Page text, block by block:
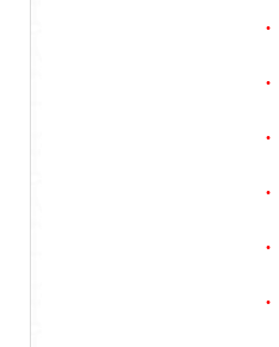
.
.
.
.
.
.